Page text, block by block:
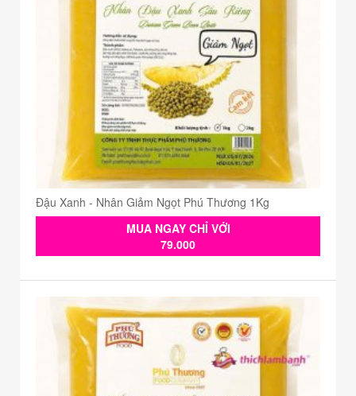
Đậu Xanh - Nhân Giảm Ngọt Phú Thương 1Kg
MUA NGAY CHỈ VỚI
79.000